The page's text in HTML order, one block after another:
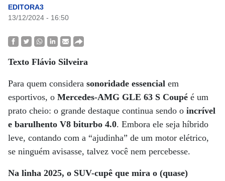
EDITORA3
13/12/2024 - 16:50
Texto Flávio Silveira
Para quem considera sonoridade essencial em
esportivos, o Mercedes-AMG GLE 63 S Coupé é um
prato cheio: o grande destaque continua sendo o incrível
e barulhento V8 biturbo 4.0. Embora ele seja híbrido
leve, contando com a “ajudinha” de um motor elétrico,
se ninguém avisasse, talvez você nem percebesse.
Na linha 2025, o SUV-cupê que mira o (quase)